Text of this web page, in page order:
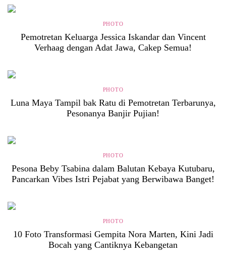
PHOTO
Pemotretan Keluarga Jessica Iskandar dan Vincent
Verhaag dengan Adat Jawa, Cakep Semua!
PHOTO
Luna Maya Tampil bak Ratu di Pemotretan Terbarunya,
Pesonanya Banjir Pujian!
PHOTO
Pesona Beby Tsabina dalam Balutan Kebaya Kutubaru,
Pancarkan Vibes Istri Pejabat yang Berwibawa Banget!
PHOTO
10 Foto Transformasi Gempita Nora Marten, Kini Jadi
Bocah yang Cantiknya Kebangetan